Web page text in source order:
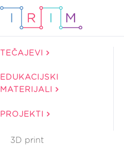
TEČAJEVI
EDUKACIJSKI
MATERIJALI
PROJEKTI
3D print